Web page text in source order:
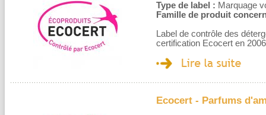
Type de label : Marquage
Famille de produit
Label de contrôle des
certification Ecocert en
Ecocert - Parfums